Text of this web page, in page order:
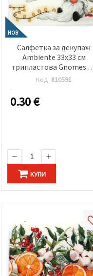
НОВ
Салфетка за декупаж
Ambiente 33x33 см
трипластова Gnomes
the light chain white -1
брой
Код: 810591
0.30€
КУПИ